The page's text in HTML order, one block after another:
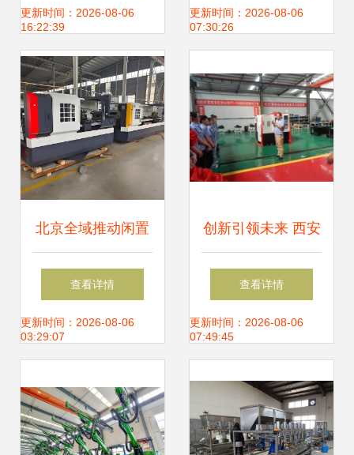
品加工行业水污染
治理的绿色科技革
命
更新时间：2026-08-06
16:22:39
中心的技术创新与
更新时间：2026-08-06
07:30:26
北京全域推动闲置
机械设备回收与数
控机床销售新局面
查看详情
更新时间：2026-08-06
03:29:07
创新引领未来 西安
巨浪精密机械
TT150数控车床成
查看详情
更新时间：2026-08-06
07:49:45